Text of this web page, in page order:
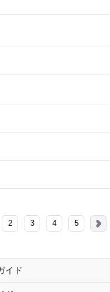
2 3 4 5
イド